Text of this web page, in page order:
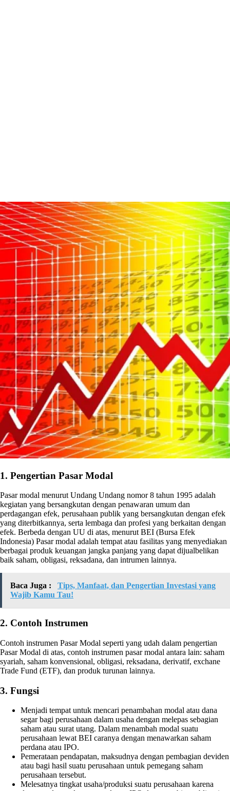
1. Pengertian Pasar Modal
Pasar modal menurut Undang Undang nomor 8 tahun 1995 adalah
kegiatan yang bersangkutan dengan penawaran umum dan
perdagangan efek, perusahaan publik yang bersangkutan dengan efek
yang diterbitkannya, serta lembaga dan profesi yang berkaitan dengan
efek. Berbeda dengan UU di atas, menurut BEI (Bursa Efek
Indonesia) Pasar modal adalah tempat atau fasilitas yang menyediakan
berbagai produk keuangan jangka panjang yang dapat dijualbelikan
baik saham, obligasi, reksadana, dan intrumen lainnya.
Baca Juga :
Tips, Manfaat, dan Pengertian Investasi yang
Wajib Kamu Tau!
2. Contoh Instrumen
Contoh instrumen Pasar Modal seperti yang udah dalam pengertian
Pasar Modal di atas, contoh instrumen pasar modal antara lain: saham
syariah, saham konvensional, obligasi, reksadana, derivatif, exchane
Trade Fund (ETF), dan produk turunan lainnya.
3. Fungsi
Menjadi tempat untuk mencari penambahan modal atau dana
segar bagi perusahaan dalam usaha dengan melepas sebagian
saham atau surat utang. Dalam menambah modal suatu
perusahaan lewat BEI caranya dengan menawarkan saham
perdana atau IPO.
Pemerataan pendapatan, maksudnya dengan pembagian deviden
atau bagi hasil suatu perusahaan untuk pemegang saham
perusahaan tersebut.
Melesatnya tingkat usaha/produksi suatu perusahaan karena